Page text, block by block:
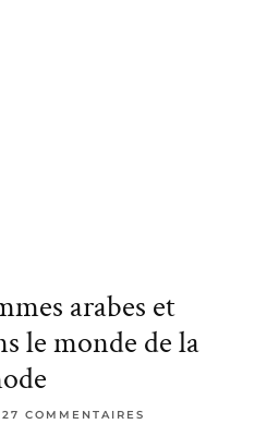
arabes et
le monde de la
27 COMMENTAIRES